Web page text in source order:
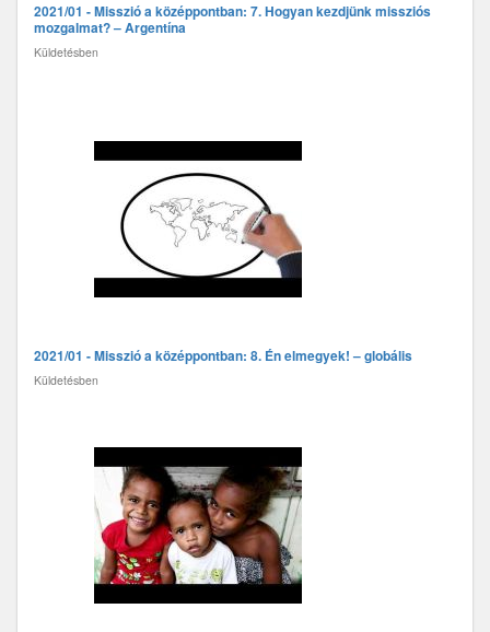
2021/01 - Misszió a középpontban: 7. Hogyan kezdjünk missziós
mozgalmat? – Argentína
Küldetésben
2021/01 - Misszió a középpontban: 8. Én elmegyek! – globális
Küldetésben